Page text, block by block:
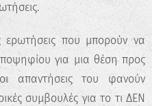
που μπορούν να
για μια θέση προς
απαντήσεις του φανούν
συμβουλές για το τι ΔΕΝ